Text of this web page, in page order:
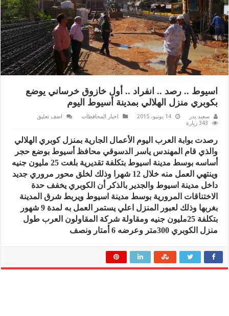
اسيوط .. رصد .. انفراد .. أول خازوق خرساني يوضع
بكوبري منزل الهلالي بمدينة أسيوط اليوم
سعيد بدر 14 يونيو، 2015 اخبار المحافظات
اضف تعليق
343 زيارة
رصدت بوابة العرب اليوم الأعمال الجارية بمنزل كوبري الهلالي
والذي قام المهندس ياسر الدسوقي محافظ أسيوط بوضع حجر
أساسه بوسط مدينة اسيوط بتكلفة تقديرية بلغت 25 مليون جنيه
وينتهي العمل منه خلال 12 شهرا وذلك لخلق محور مروري جديد
داخل مدينة اسيوط والجدير بالذكر أن الكوبري يخفف حدة
الاختناقات المرورية بوسط مدينة اسيوط ويربط شرق المدينة
بغربها وذلك لعبور المنزل اعلي يستمر العمل به لمدة 9 شهور
بتكلفة 25مليون جنيه ومقاولة شركة المقاولون العرب طول
منزل الكوبري 300متر وعرضه 6 أمتار ونصف